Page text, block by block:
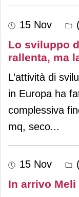
15 Nov
Lo sviluppo
rallenta, ma
L’attività di
in Europa ha
complessiva
mq, seco...
15 Nov
In arrivo